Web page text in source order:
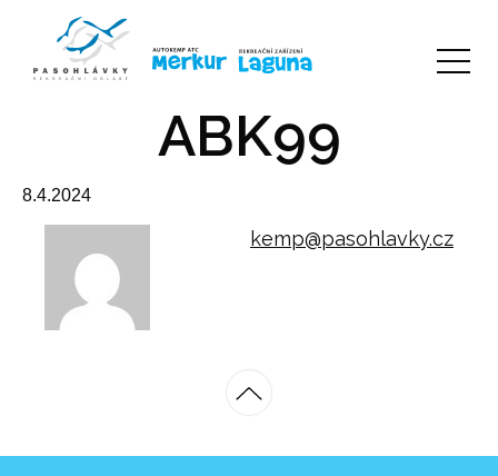
ABK99
8.4.2024
kemp@pasohlavky.cz